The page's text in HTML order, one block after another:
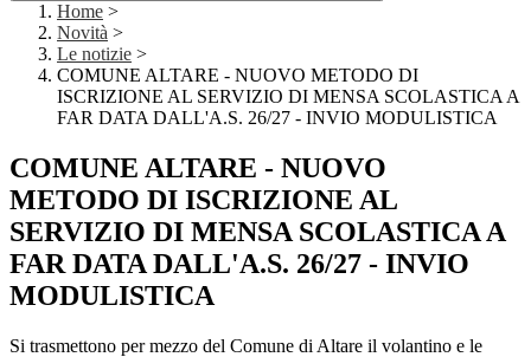
Home >
Novità >
Le notizie >
COMUNE ALTARE - NUOVO METODO DI
ISCRIZIONE AL SERVIZIO DI MENSA SCOLASTICA A
FAR DATA DALL'A.S. 26/27 - INVIO MODULISTICA
COMUNE ALTARE - NUOVO
METODO DI ISCRIZIONE AL
SERVIZIO DI MENSA SCOLASTICA A
FAR DATA DALL'A.S. 26/27 - INVIO
MODULISTICA
Si trasmettono per mezzo del Comune di Altare il volantino e le